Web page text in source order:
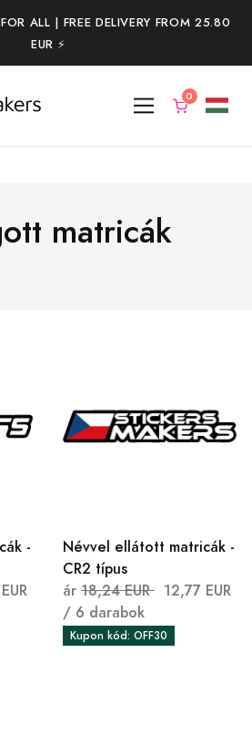
ALL | FREE DELIVERY FROM 25.80
EUR ⚡️
matricák
-
Névvel ellátott matricák -
CR2 típus
ár 18,24 EUR 12,77 EUR
/ 6 darabok
Kupon kód: OFF30